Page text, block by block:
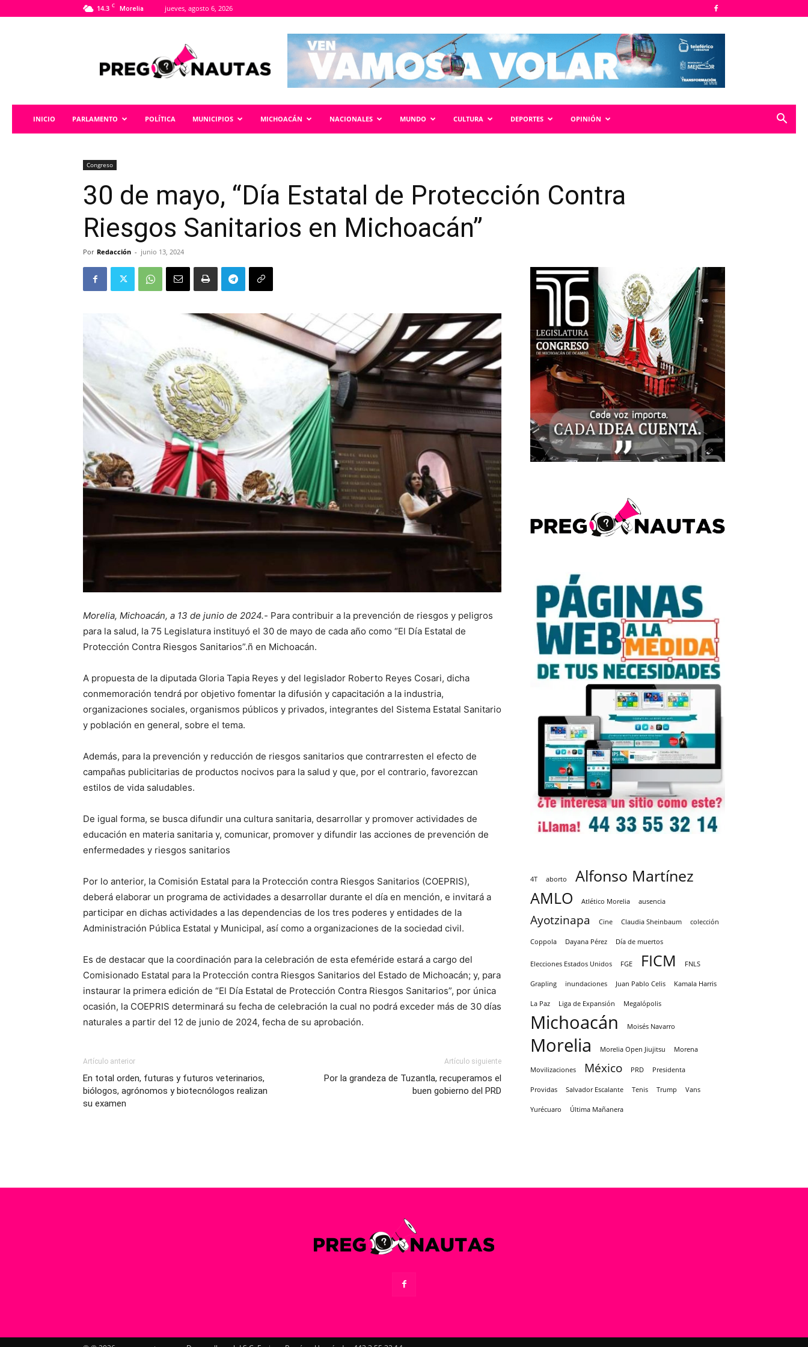
14.3 C Morelia jueves, agosto 6, 2026
INICIO PARLAMENTO POLÍTICA MUNICIPIOS MICHOACÁN NACIONALES MUNDO CULTURA DEPORTES OPINIÓN
Congreso
30 de mayo, “Día Estatal de Protección Contra
Riesgos Sanitarios en Michoacán”
Por Redacción - junio 13, 2024
Morelia, Michoacán, a 13 de junio de 2024.- Para contribuir a la prevención de riesgos y peligros
para la salud, la 75 Legislatura instituyó el 30 de mayo de cada año como “El Día Estatal de
Protección Contra Riesgos Sanitarios”.ñ en Michoacán.
A propuesta de la diputada Gloria Tapia Reyes y del legislador Roberto Reyes Cosari, dicha
conmemoración tendrá por objetivo fomentar la difusión y capacitación a la industria,
organizaciones sociales, organismos públicos y privados, integrantes del Sistema Estatal Sanitario
y población en general, sobre el tema.
Además, para la prevención y reducción de riesgos sanitarios que contrarresten el efecto de
campañas publicitarias de productos nocivos para la salud y que, por el contrario, favorezcan
estilos de vida saludables.
De igual forma, se busca difundir una cultura sanitaria, desarrollar y promover actividades de
educación en materia sanitaria y, comunicar, promover y difundir las acciones de prevención de
enfermedades y riesgos sanitarios
Por lo anterior, la Comisión Estatal para la Protección contra Riesgos Sanitarios (COEPRIS),
deberá elaborar un programa de actividades a desarrollar durante el día en mención, e invitará a
participar en dichas actividades a las dependencias de los tres poderes y entidades de la
Administración Pública Estatal y Municipal, así como a organizaciones de la sociedad civil.
Es de destacar que la coordinación para la celebración de esta efeméride estará a cargo del
Comisionado Estatal para la Protección contra Riesgos Sanitarios del Estado de Michoacán; y, para
instaurar la primera edición de “El Día Estatal de Protección Contra Riesgos Sanitarios”, por única
ocasión, la COEPRIS determinará su fecha de celebración la cual no podrá exceder más de 30 días
naturales a partir del 12 de junio de 2024, fecha de su aprobación.
Artículo anterior
En total orden, futuras y futuros veterinarios,
biólogos, agrónomos y biotecnólogos realizan
su examen
Artículo siguiente
Por la grandeza de Tuzantla, recuperamos el
buen gobierno del PRD
4T aborto
Alfonso Martínez
AMLO
Atlético Morelia ausencia
Ayotzinapa Cine Claudia Sheinbaum colección
Coppola Dayana Pérez Día de muertos
Elecciones Estados Unidos FGE FICM FNLS
Grapling inundaciones Juan Pablo Celis Kamala Harris
La Paz Liga de Expansión Megalópolis
Michoacán Moisés Navarro
Morelia Morelia Open Jiujitsu Morena
Movilizaciones México PRD Presidenta
Providas Salvador Escalante Tenis Trump Vans
Yurécuaro Última Mañanera